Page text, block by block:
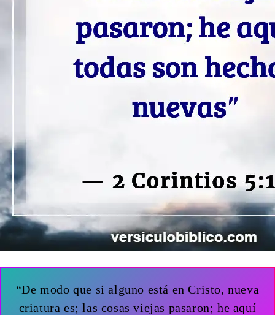
“De modo que si alguno está en Cristo, nueva
criatura es; las cosas viejas pasaron; he aquí